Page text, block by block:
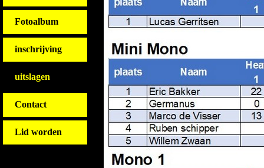
Fotoalbum
inschrijving
uitslagen
Contact
Lid worden